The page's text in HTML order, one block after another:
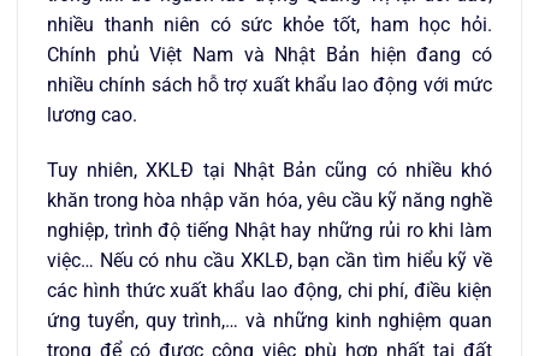
nhiều thanh niên có sức khỏe tốt, ham học hỏi.
Chính phủ Việt Nam và Nhật Bản hiện đang có
nhiều chính sách hỗ trợ xuất khẩu lao động với mức
lương cao.
Tuy nhiên, XKLĐ tại Nhật Bản cũng có nhiều khó
khăn trong hòa nhập văn hóa, yêu cầu kỹ năng nghề
nghiệp, trình độ tiếng Nhật hay những rủi ro khi làm
việc… Nếu có nhu cầu XKLĐ, bạn cần tìm hiểu kỹ về
các hình thức xuất khẩu lao động, chi phí, điều kiện
ứng tuyển, quy trình,… và những kinh nghiệm quan
trọng để có được công việc phù hợp nhất tại đất